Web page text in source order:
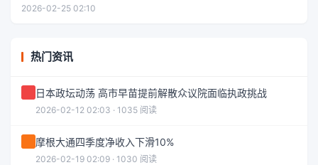
2026-02-25 02:10
热门资讯
日本政坛动荡 高市早苗提前解散众议院面临执政挑战
2026-02-12 02:03 · 1035 阅读
摩根大通四季度净收入下滑10%
2026-02-19 02:09 · 1030 阅读